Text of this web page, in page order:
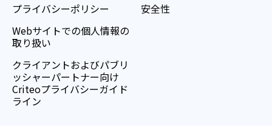
プライバシーポリシー
Webサイトでの個人情報の
取り扱い
クライアントおよびパブリ
ッシャーパートナー向け
Criteoプライバシーガイド
ライン
安全性